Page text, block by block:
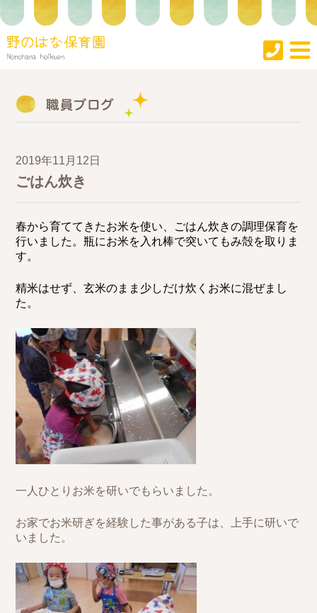
2019年11月12日
ごはん炊き
春から育ててきたお米を使い、ごはん炊きの調理保育を
行いました。瓶にお米を入れ棒で突いてもみ殻を取りま
す。
精米はせず、玄米のまま少しだけ炊くお米に混ぜまし
た。
一人ひとりお米を研いでもらいました。
お家でお米研ぎを経験した事がある子は、上手に研いで
いました。